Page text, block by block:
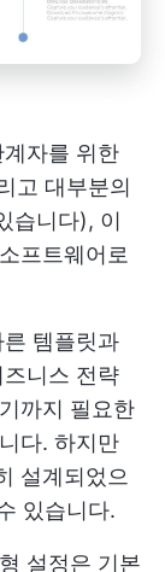
자를 위한
고 대부분의
습니다), 이
프트웨어로
템플릿과
니스 전략
까지 필요한
다. 하지만
설계되었으
있습니다.
설정은 기본